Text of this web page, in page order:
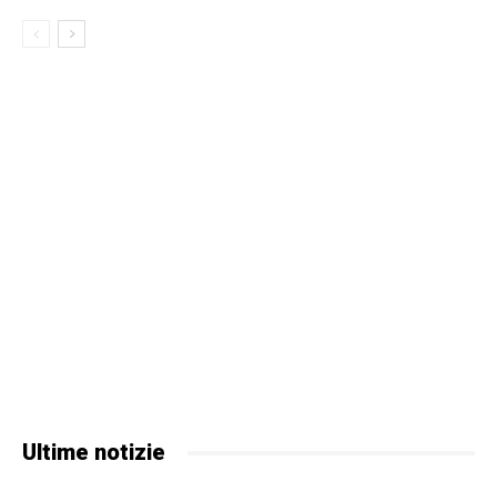
Ultime notizie